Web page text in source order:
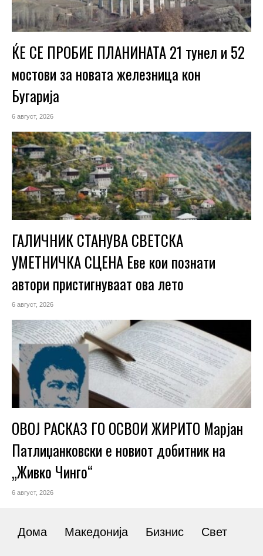
ЌЕ СЕ ПРОБИЕ ПЛАНИНАТА 21 тунел и 52
мостови за новата железница кон
Бугарија
6 август, 2026
ГАЛИЧНИК СТАНУВА СВЕТСКА
УМЕТНИЧКА СЦЕНА Еве кои познати
автори пристигнуваат ова лето
6 август, 2026
ОВОЈ РАСКАЗ ГО ОСВОИ ЖИРИТО Марјан
Патлиџанковски е новиот добитник на
„Живко Чинго“
6 август, 2026
Дома Македонија Бизнис Свет